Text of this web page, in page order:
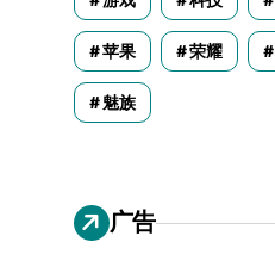
苹果 荣耀
魅族
广告